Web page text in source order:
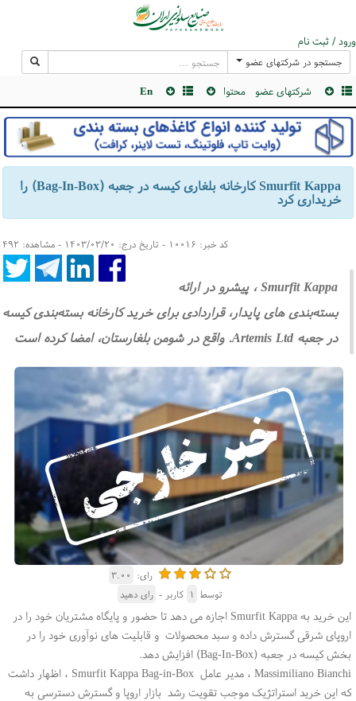
ورود / ثبت نام
جستجو در شرکتهای عضو
شرکتهای عضو محتوا En
Smurfit Kappa کارخانه بلغاری کیسه در جعبه (Bag-In-Box) را
خریداری کرد
کد خبر: ۱۰۰۱۶ - تاریخ درج: ۱۴۰۳/۰۳/۲۰ - مشاهده: ۴۹۲
Smurfit Kappa ، پیشرو در ارائه‌
بسته‌بندی های پایدار، قراردادی برای خرید کارخانه بسته‌بندی کیسه
در جعبه Artemis Ltd. واقع در شومن بلغارستان، امضا کرده است
رای: ۳.۰۰
توسط ۱ کاربر - رای دهید
این خرید به Smurfit Kappa اجازه می دهد تا حضور و پایگاه مشتریان خود را در
اروپای شرقی گسترش داده و سبد محصولات و قابلیت های نوآوری خود را در
بخش کیسه در جعبه (Bag-In-Box) افزایش دهد.
Massimiliano Bianchi ، مدیر عامل Smurfit Kappa Bag-in-Box ، اظهار داشت
که این خرید استراتژیک موجب تقویت رشد بازار اروپا و گسترش دسترسی به